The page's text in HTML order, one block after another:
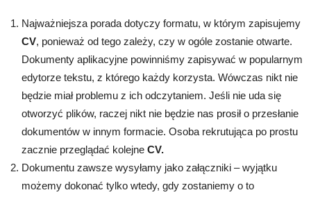
Najważniejsza porada dotyczy formatu, w którym zapisujemy
CV, ponieważ od tego zależy, czy w ogóle zostanie otwarte.
Dokumenty aplikacyjne powinniśmy zapisywać w popularnym
edytorze tekstu, z którego każdy korzysta. Wówczas nikt nie
będzie miał problemu z ich odczytaniem. Jeśli nie uda się
otworzyć plików, raczej nikt nie będzie nas prosił o przesłanie
dokumentów w innym formacie. Osoba rekrutująca po prostu
zacznie przeglądać kolejne CV.
Dokumentu zawsze wysyłamy jako załączniki – wyjątku
możemy dokonać tylko wtedy, gdy zostaniemy o to